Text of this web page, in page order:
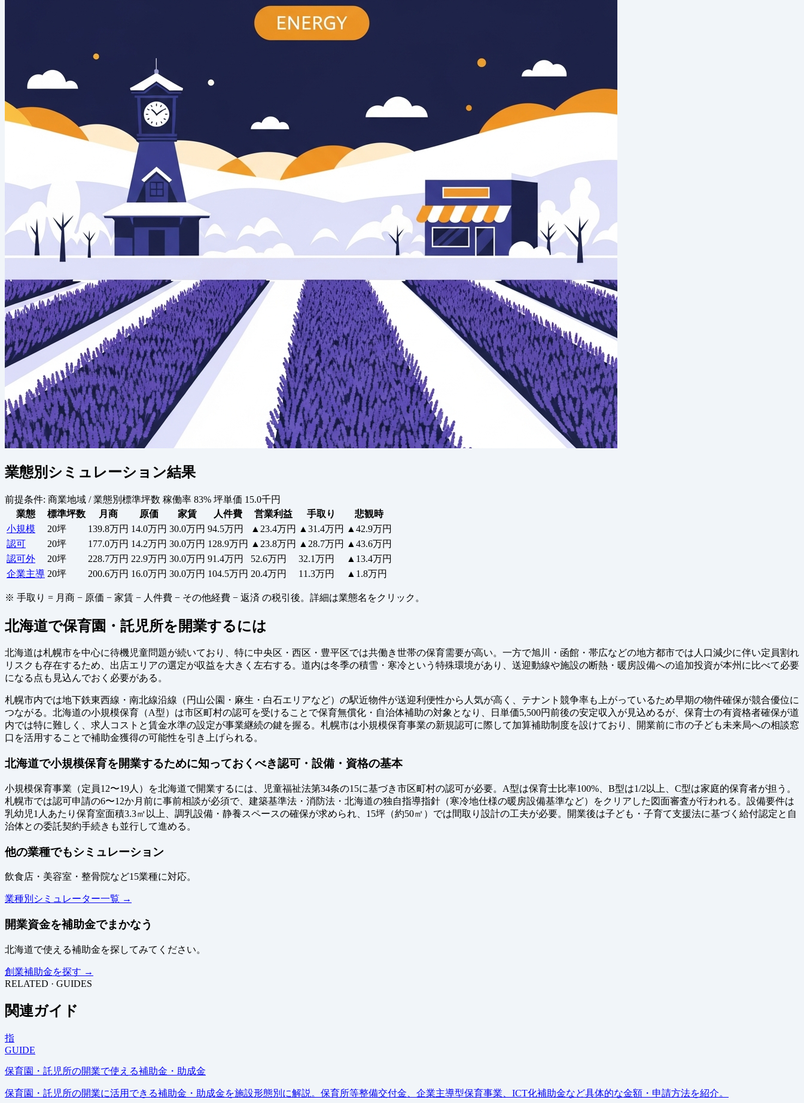
業態別シミュレーション結果
前提条件: 商業地域 / 業態別標準坪数 稼働率 83% 坪単価 15.0千円
業態
標準坪数 月商 原価 家賃 人件費 営業利益 手取り
悲観時
小規模
20坪 139.8万円 14.0万円 30.0万円 94.5万円 ▲23.4万円 ▲31.4万円
▲42.9万円
認可
20坪 177.0万円 14.2万円 30.0万円 128.9万円 ▲23.8万円 ▲28.7万円
▲43.6万円
認可外
20坪 228.7万円 22.9万円 30.0万円 91.4万円 52.6万円 32.1万円
▲13.4万円
企業主導 20坪 200.6万円 16.0万円 30.0万円 104.5万円 20.4万円 11.3万円 ▲1.8万円
※ 手取り = 月商 − 原価 − 家賃 − 人件費 − その他経費 − 返済 の税引後。詳細は業態名をクリック。
北海道で保育園・託児所を開業するには
北海道は札幌市を中心に待機児童問題が続いており、特に中央区・西区・豊平区では共働き世帯の保育需要が高い。一方で旭川・函館・帯広などの地方都市では人口減少に伴い定員割れ
リスクも存在するため、出店エリアの選定が収益を大きく左右する。道内は冬季の積雪・寒冷という特殊環境があり、送迎動線や施設の断熱・暖房設備への追加投資が本州に比べて必要
になる点も見込んでおく必要がある。
札幌市内では地下鉄東西線・南北線沿線（円山公園・麻生・白石エリアなど）の駅近物件が送迎利便性から人気が高く、テナント競争率も上がっているため早期の物件確保が競合優位に
つながる。北海道の小規模保育（A型）は市区町村の認可を受けることで保育無償化・自治体補助の対象となり、日単価5,500円前後の安定収入が見込めるが、保育士の有資格者確保が道
内では特に難しく、求人コストと賃金水準の設定が事業継続の鍵を握る。札幌市は小規模保育事業の新規認可に際して加算補助制度を設けており、開業前に市の子ども未来局への相談窓
口を活用することで補助金獲得の可能性を引き上げられる。
北海道で小規模保育を開業するために知っておくべき認可・設備・資格の基本
小規模保育事業（定員12〜19人）を北海道で開業するには、児童福祉法第34条の15に基づき市区町村の認可が必要。A型は保育士比率100%、B型は1/2以上、C型は家庭的保育者が担う。
札幌市では認可申請の6〜12か月前に事前相談が必須で、建築基準法・消防法・北海道の独自指導指針（寒冷地仕様の暖房設備基準など）をクリアした図面審査が行われる。設備要件は
乳幼児1人あたり保育室面積3.3㎡以上、調乳設備・静養スペースの確保が求められ、15坪（約50㎡）では間取り設計の工夫が必要。開業後は子ども・子育て支援法に基づく給付認定と自
治体との委託契約手続きも並行して進める。
他の業種でもシミュレーション
飲食店・美容室・整骨院など15業種に対応。
業種別シミュレーター一覧 →
開業資金を補助金でまかなう
北海道で使える補助金を探してみてください。
創業補助金を探す →
RELATED · GUIDES
関連ガイド
指
GUIDE
保育園・託児所の開業で使える補助金・助成金
保育園・託児所の開業に活用できる補助金・助成金を施設形態別に解説。保育所等整備交付金、企業主導型保育事業、ICT化補助金など具体的な金額・申請方法を紹介。